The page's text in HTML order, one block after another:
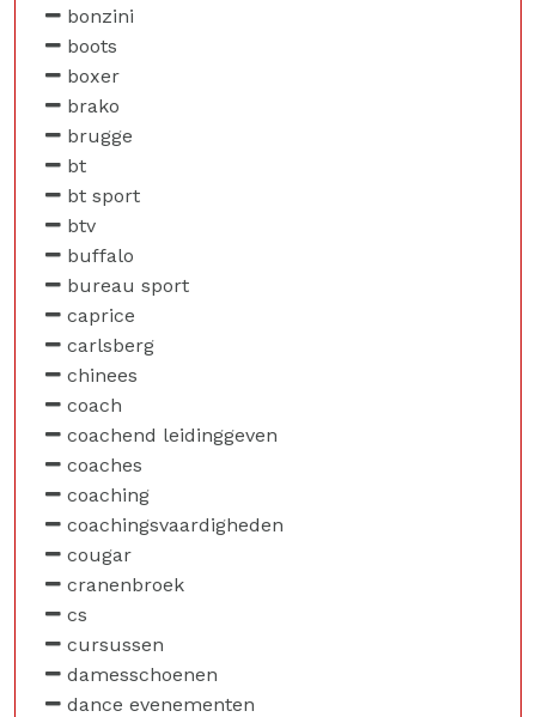
bonzini
boots
boxer
brako
brugge
bt
bt sport
btv
buffalo
bureau sport
caprice
carlsberg
chinees
coach
coachend leidinggeven
coaches
coaching
coachingsvaardigheden
cougar
cranenbroek
cs
cursussen
damesschoenen
dance evenementen